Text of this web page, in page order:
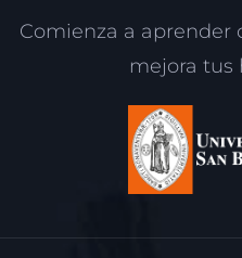
Comienza a aprender
mejora tus